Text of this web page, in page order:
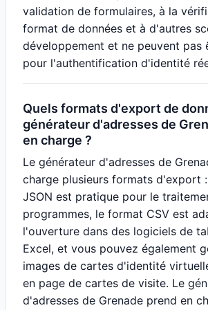
validation de formulaires, à la
format de données et à d'autres
développement et ne peuvent pas
pour l'authentification d'identité
Quels formats d'export de
générateur d'adresses de
en charge ?
Le générateur d'adresses de
charge plusieurs formats d'export
JSON est pratique pour le
programmes, le format CSV est
l'ouverture dans des logiciels de
Excel, et vous pouvez également
images de cartes d'identité
en page de cartes de visite. Le
d'adresses de Grenade prend en